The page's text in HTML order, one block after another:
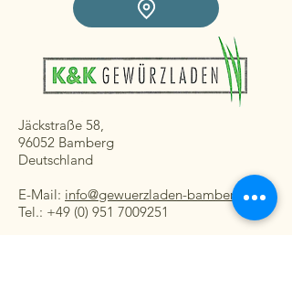
Jäckstraße 58,
96052 Bamberg
Deutschland
E-Mail: info@gewuerzladen-bamberg.de
Tel.: +49 (0) 951 7009251